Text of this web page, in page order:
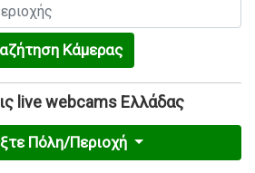
Κάμερας
live webcams Ελλάδας
Πόλη/Περιοχή